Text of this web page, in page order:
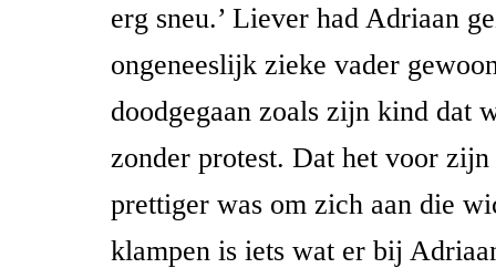
erg sneu.’ Liever had Adriaan
ongeneeslijk zieke vader
doodgegaan zoals zijn kind dat
zonder protest. Dat het voor
prettiger was om zich aan die
klampen is iets wat er bij